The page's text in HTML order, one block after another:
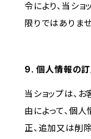
令により、当シ
限りではありませ
9. 個人情報の
当ショップは、
由によって、個
正、追加又は削除